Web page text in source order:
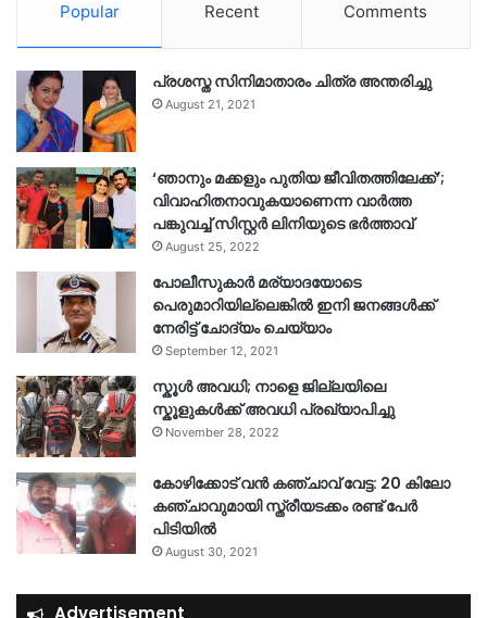
Popular Recent Comments
പ്രശസ്ത സിനിമാതാരം ചിത്ര അന്തരിച്ചു
August 21, 2021
‘ഞാനും മക്കളും പുതിയ ജീവിതത്തിലേക്ക്’;
വിവാഹിതനാവുകയാണെന്ന വാർത്ത
പങ്കുവച്ച് സിസ്റ്റർ ലിനിയുടെ ഭർത്താവ്
August 25, 2022
പോലീസുകാര്‍ മര്യാദയോടെ
പെരുമാറിയില്ലെങ്കില്‍ ഇനി ജനങ്ങള്‍ക്ക്
നേരിട്ട് ചോദ്യം ചെയ്യാം
September 12, 2021
സ്കൂൾ അവധി; നാളെ ജില്ലയിലെ
സ്കൂളുകൾക്ക് അവധി പ്രഖ്യാപിച്ചു
November 28, 2022
കോഴിക്കോട് വൻ കഞ്ചാവ് വേട്ട: 20 കിലോ
കഞ്ചാവുമായി സ്ത്രീയടക്കം രണ്ട് പേർ
പിടിയിൽ
August 30, 2021
Advertisement